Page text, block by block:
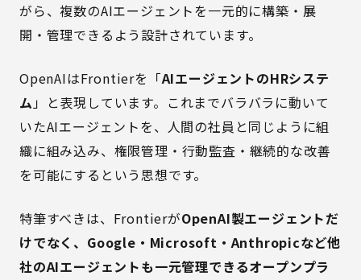
がら、複数のAIエージェントを一元的に構築・展
開・管理できるよう設計されています。
OpenAIはFrontierを「AIエージェントのHRシステ
ム」と表現しています。これまでバラバラに動いて
いたAIエージェントを、人間の社員と同じように組
織に組み込み、権限管理・行動監査・継続的な改善
を可能にするという思想です。
特筆すべきは、FrontierがOpenAI製エージェントだ
けでなく、Google・Microsoft・Anthropicなど他
社のAIエージェントも一元管理できるオープンプラ